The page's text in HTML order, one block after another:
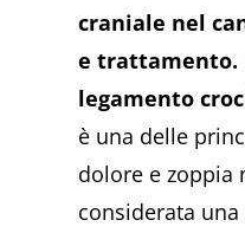
craniale nel
e trattamento.
legamento
è una delle
dolore e zoppia
considerata